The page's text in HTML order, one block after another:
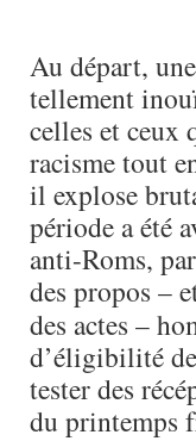
Au départ,
tellement
celles et ceux
racisme tout
il explose
période a été
anti-Roms,
des propos –
des actes –
d’éligibilité
tester des
du printemps